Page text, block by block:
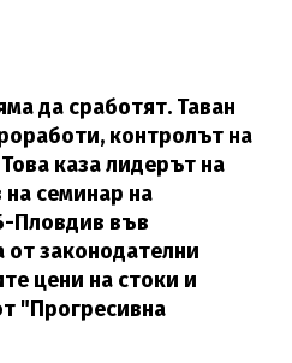
да сработят. Таван
контролът на
каза лидерът на
семинар на
Пловдив във
от законодателни
цени на стоки и
"Прогресивна